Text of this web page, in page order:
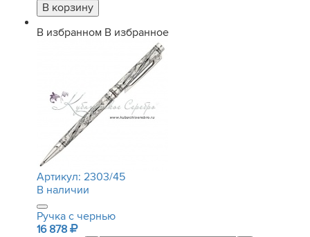
В избранном В избранное
Артикул: 2303/45
В наличии
Ручка с чернью
16 878